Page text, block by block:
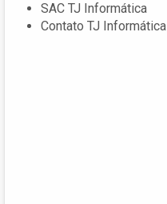
SAC TJ Informática
Contato TJ Informática